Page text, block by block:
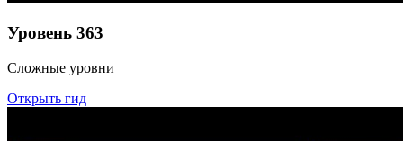
Уровень 363
Сложные уровни
Открыть гид